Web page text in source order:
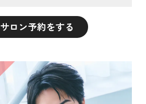
サロン予約をする